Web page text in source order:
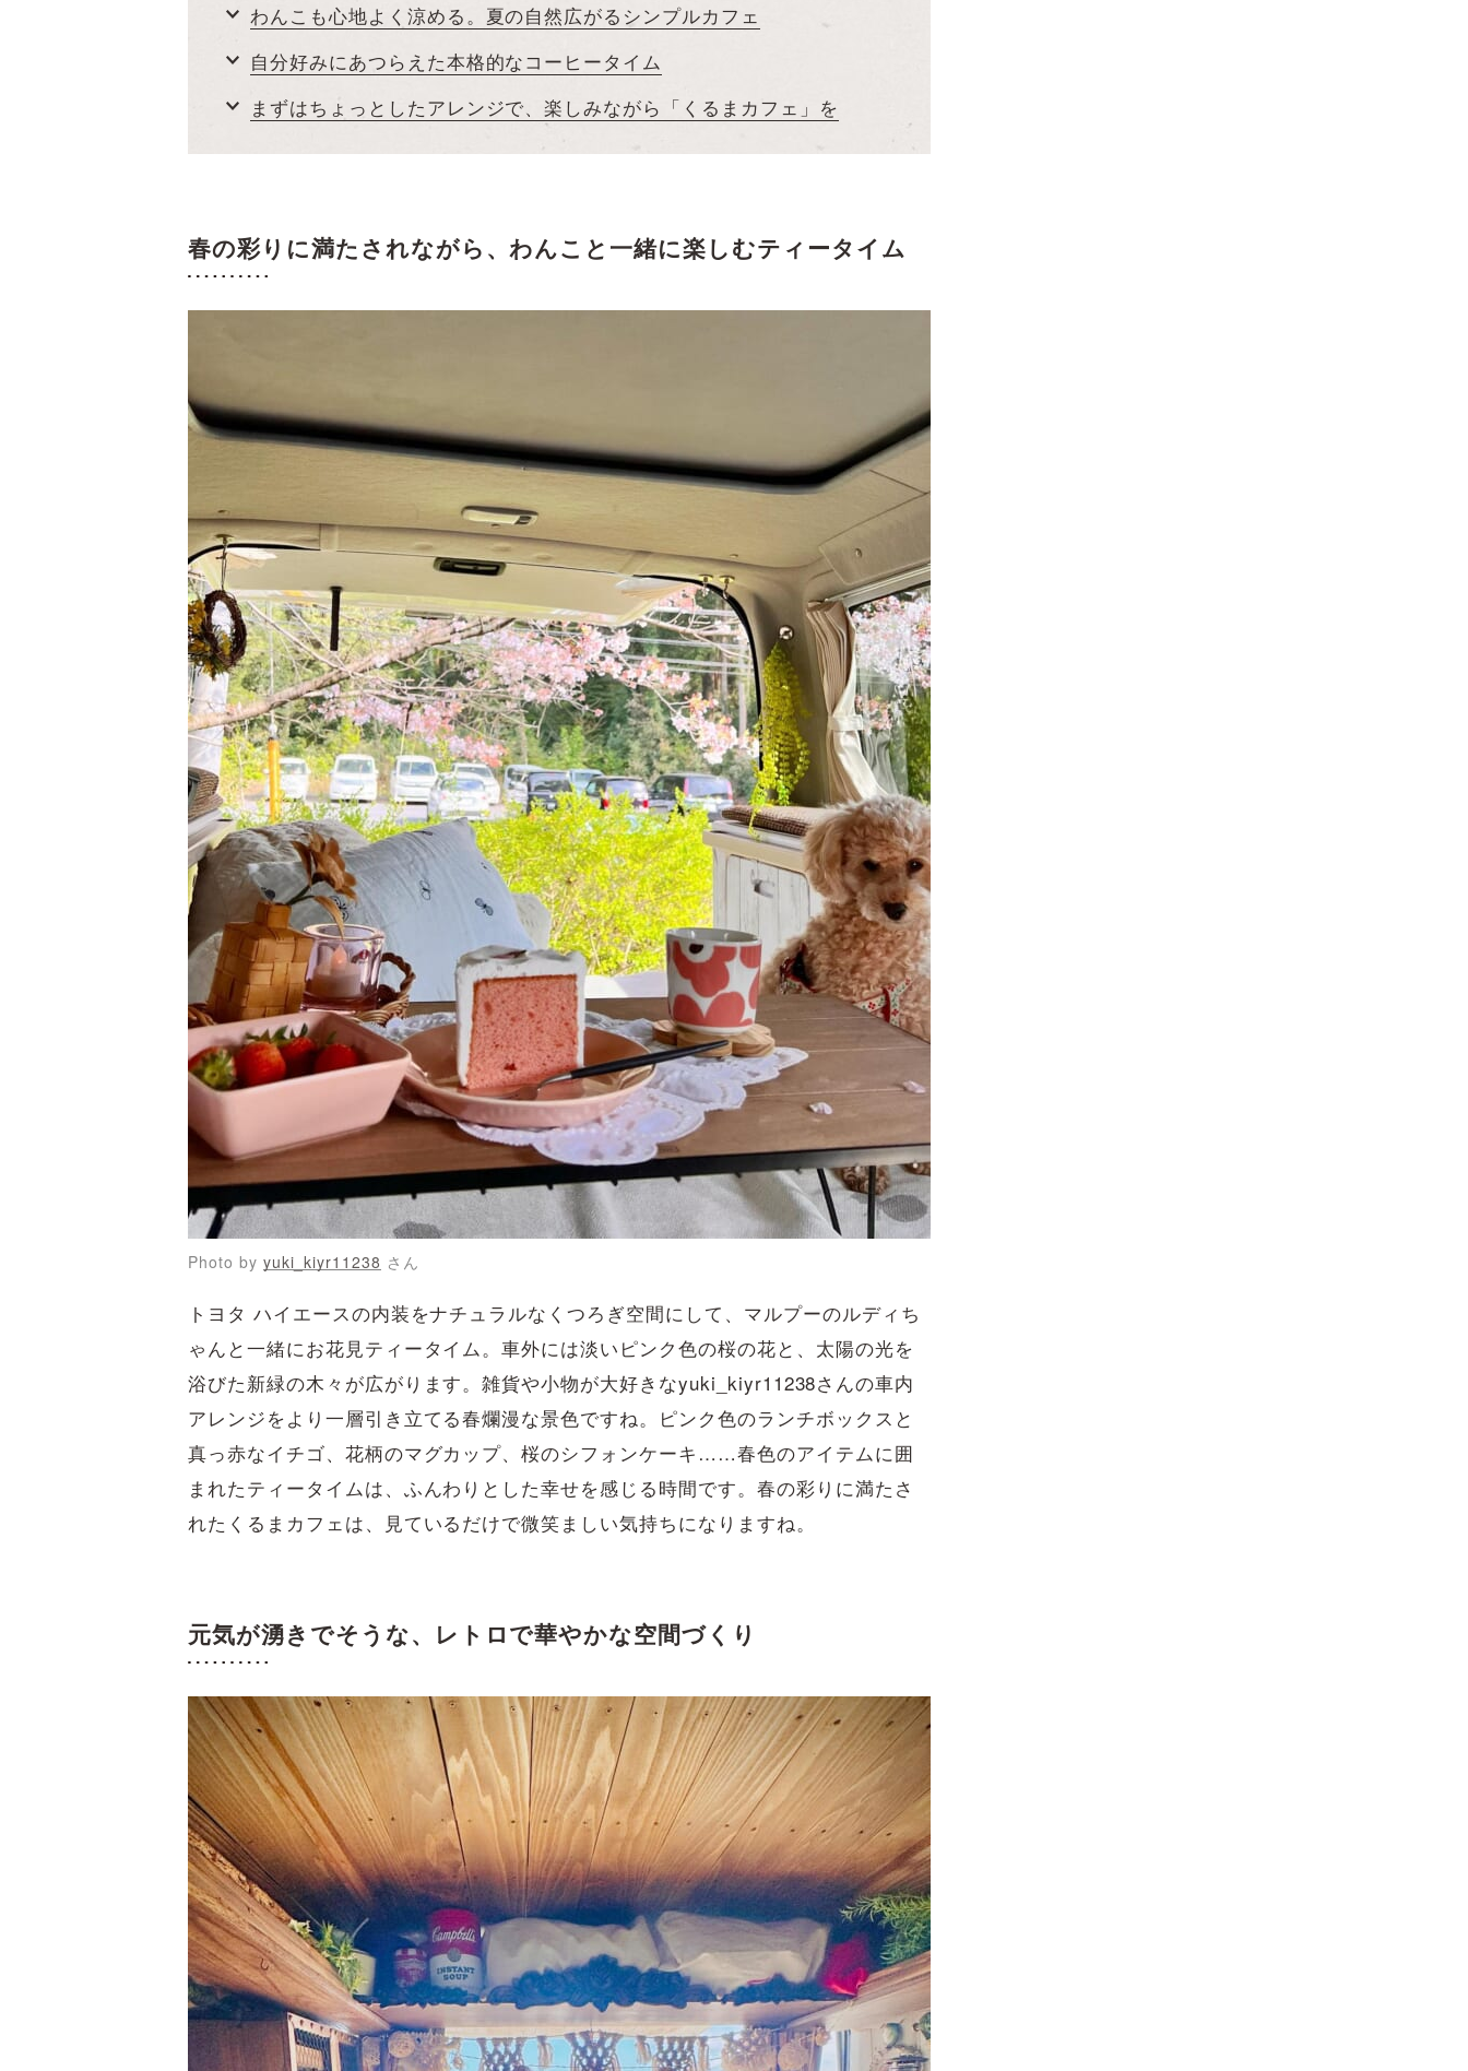
わんこも心地よく涼める。夏の自然広がるシンプルカフェ
自分好みにあつらえた本格的なコーヒータイム
まずはちょっとしたアレンジで、楽しみながら「くるまカフェ」を
春の彩りに満たされながら、わんこと一緒に楽しむティータイム
Photo by yuki_kiyr11238 さん
トヨタ ハイエースの内装をナチュラルなくつろぎ空間にして、マルプーのルディち
ゃんと一緒にお花見ティータイム。車外には淡いピンク色の桜の花と、太陽の光を
浴びた新緑の木々が広がります。雑貨や小物が大好きなyuki_kiyr11238さんの車内
アレンジをより一層引き立てる春爛漫な景色ですね。ピンク色のランチボックスと
真っ赤なイチゴ、花柄のマグカップ、桜のシフォンケーキ……春色のアイテムに囲
まれたティータイムは、ふんわりとした幸せを感じる時間です。春の彩りに満たさ
れたくるまカフェは、見ているだけで微笑ましい気持ちになりますね。
元気が湧きでそうな、レトロで華やかな空間づくり